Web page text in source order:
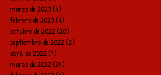
marzo de 2023(4)
febrero de 2023(4)
octubre de 2022(20)
septiembre de 2022(2)
abril de 2022(1)
marzo de 2022(24)